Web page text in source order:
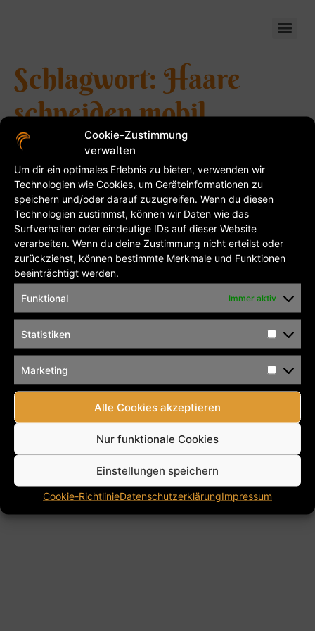
Cookie-Zustimmung
verwalten
Um dir ein optimales Erlebnis zu bieten, verwenden wir
Technologien wie Cookies, um Geräteinformationen zu
speichern und/oder darauf zuzugreifen. Wenn du diesen
Technologien zustimmst, können wir Daten wie das
Surfverhalten oder eindeutige IDs auf dieser Website
verarbeiten. Wenn du deine Zustimmung nicht erteilst oder
zurückziehst, können bestimmte Merkmale und Funktionen
beeinträchtigt werden.
Funktional Immer aktiv
Statistiken
Marketing
Alle Cookies akzeptieren
Nur funktionale Cookies
Einstellungen speichern
Cookie-RichtlinieDatenschutzerklärungImpressum
Schlagwort: Haare
schneiden mobil
Unsere Leistungen und
Preise
Unsere Leistungen und Preise Friseur: Kinderfrisur ( bis
12 Jahre ) 5€ – 8€ Herren trocken 7,50€ Herren nass
10,50€ Damenfrisur kurz ab 22,50€ Damenfrisur lang
ab 26,50€ Färben kurz ab 22,50€ Färben lang ab
27,50€ Foliensträhnen ab 5€ – 20€ je nach Aufwand
Dauerwelle ab 25€ Augenbrauen Färben / Zupfen je 1,60
€ Wimpern […]
Kontakt Impressum
Datenschutzerklärung
Cookie-Richtlinie (EU)
AGB’s
Alle Rechte vorbehalten